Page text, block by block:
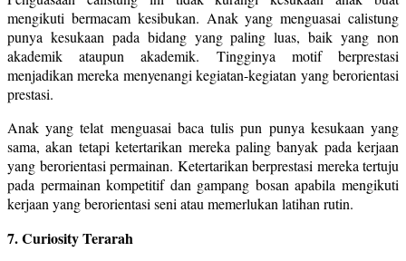
mengikuti bermacam kesibukan. Anak yang menguasai calistung
punya kesukaan pada bidang yang paling luas, baik yang non
akademik ataupun akademik. Tingginya motif berprestasi
menjadikan mereka menyenangi kegiatan-kegiatan yang berorientasi
prestasi.
Anak yang telat menguasai baca tulis pun punya kesukaan yang
sama, akan tetapi ketertarikan mereka paling banyak pada kerjaan
yang berorientasi permainan. Ketertarikan berprestasi mereka tertuju
pada permainan kompetitif dan gampang bosan apabila mengikuti
kerjaan yang berorientasi seni atau memerlukan latihan rutin.
7. Curiosity Terarah